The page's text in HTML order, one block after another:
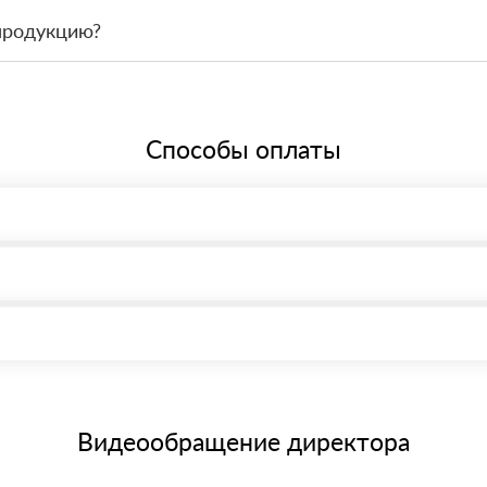
Способы оплаты
через системы электронных платежей.
банковским картам
материала после проверки качества и количества
Видеообращение директора